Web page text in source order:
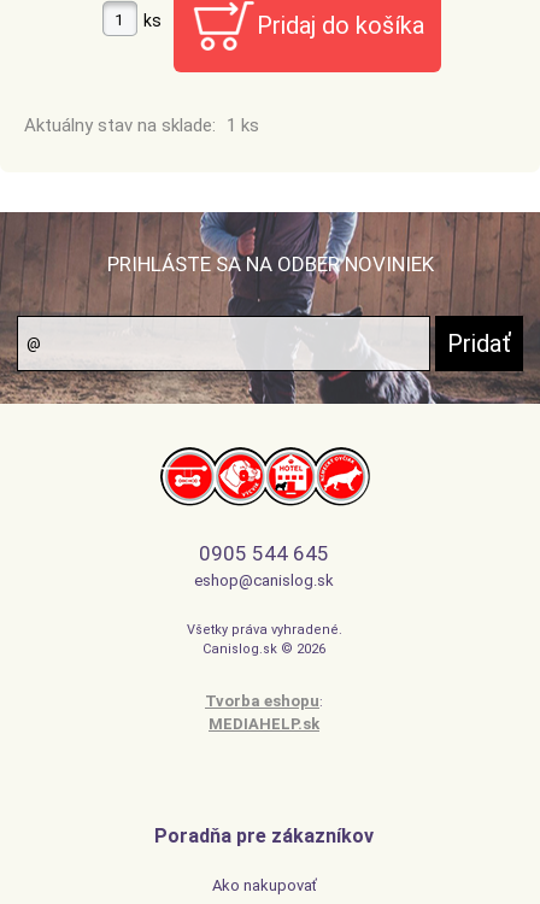
ks
Aktuálny stav na sklade: 1 ks
PRIHLÁSTE SA NA ODBER NOVINIEK
0905 544 645
eshop@canislog.sk
Všetky práva vyhradené.
Canislog.sk © 2026
Tvorba eshopu:
MEDIAHELP.sk
Poradňa pre zákazníkov
Ako nakupovať